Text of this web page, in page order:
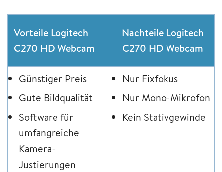
Vorteile Logitech
C270 HD Webcam
Nachteile Logitech
C270 HD Webcam
Günstiger Preis
Gute Bildqualität
Software für
umfangreiche
Kamera-
Justierungen
Nur Fixfokus
Nur Mono-Mikrofon
Kein Stativgewinde